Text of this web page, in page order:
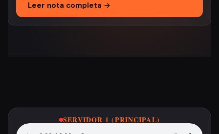
Leer nota completa →
Escucha ETSA FM en Vivo
SERVIDOR 1 (PRINCIPAL)